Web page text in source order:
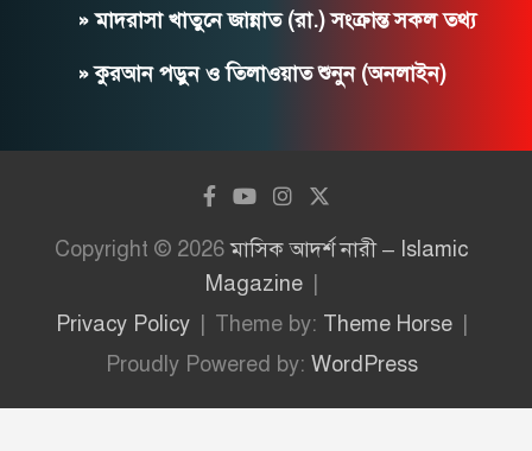
» মাদরাসা খাতুনে জান্নাত (রা.) সংক্রান্ত সকল তথ্য
» কুরআন পড়ুন ও তিলাওয়াত শুনুন (অনলাইন)
Copyright © 2026মাসিক আদর্শ নারী – Islamic
Magazine
Privacy Policy
Theme by: Theme Horse
Proudly Powered by: WordPress